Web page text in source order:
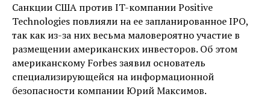
Санкции США против IT-компании Positive
Technologies повлияли на ее запланированное IPO,
так как из-за них весьма маловероятно участие в
размещении американских инвесторов. Об этом
американскому Forbes заявил основатель
специализирующейся на информационной
безопасности компании Юрий Максимов.